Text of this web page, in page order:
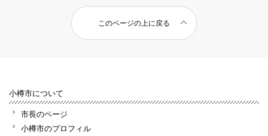
このページの上に戻る
小樽市について
市長のページ
小樽市のプロフィル